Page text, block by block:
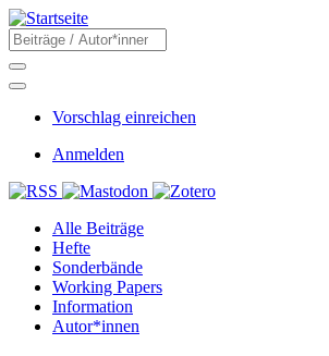
Direkt
zum
Inhalt
Suche
Suche
Menü
Sekundärmenü
Vorschlag einreichen
Benutzermenü
Anmelden
Social
Main
navigation
Alle Beiträge
Hefte
Sonderbände
Working Papers
Information
Autor*innen